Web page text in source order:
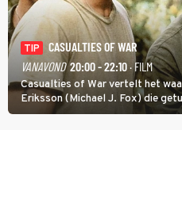
TIP
CASUALTIES OF WAR
VANAVOND 20:00 - 22:10· FILM
Casualties of War vertelt het
Eriksson (Michael J. Fox) die
tijdens de Vietnamoorlog. Hij